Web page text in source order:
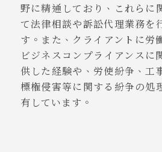
野に精通しており、これらに
て法律相談や訴訟代理業務を
す。また、クライアントに労
ビジネスコンプライアンスに
供した経験や、労使紛争、工
標権侵害等に関する紛争の処
有しています。